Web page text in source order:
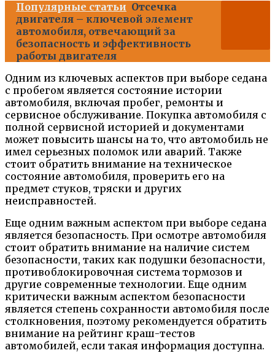
Популярные статьи Отсечка
двигателя – ключевой элемент
автомобиля, отвечающий за
безопасность и эффективность
работы двигателя
Одним из ключевых аспектов при выборе седана
с пробегом является состояние истории
автомобиля, включая пробег, ремонты и
сервисное обслуживание. Покупка автомобиля с
полной сервисной историей и документами
может повысить шансы на то, что автомобиль не
имел серьезных поломок или аварий. Также
стоит обратить внимание на техническое
состояние автомобиля, проверить его на
предмет стуков, тряски и других
неисправностей.
Еще одним важным аспектом при выборе седана
является безопасность. При осмотре автомобиля
стоит обратить внимание на наличие систем
безопасности, таких как подушки безопасности,
противоблокировочная система тормозов и
другие современные технологии. Еще одним
критически важным аспектом безопасности
является степень сохранности автомобиля после
столкновения, поэтому рекомендуется обратить
внимание на рейтинг краш-тестов
автомобилей, если такая информация доступна.